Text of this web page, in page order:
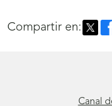
Compartir en:
Canal